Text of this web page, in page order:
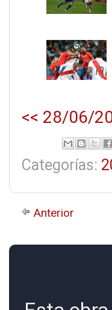
<< 28/06/
Categorías:
Anterior